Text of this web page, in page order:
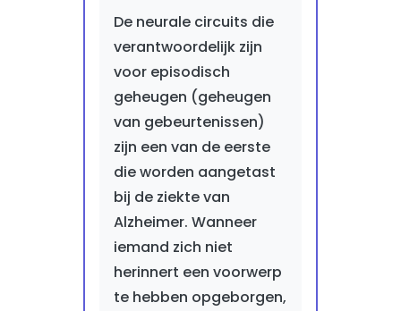
De neurale circuits die
verantwoordelijk zijn
voor episodisch
geheugen (geheugen
van gebeurtenissen)
zijn een van de eerste
die worden aangetast
bij de ziekte van
Alzheimer. Wanneer
iemand zich niet
herinnert een voorwerp
te hebben opgeborgen,